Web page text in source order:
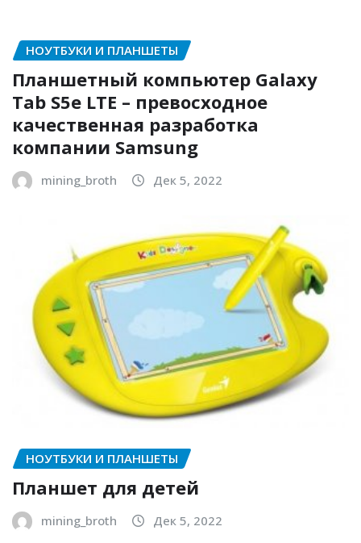
НОУТБУКИ И ПЛАНШЕТЫ
Планшетный компьютер Galaxy
Tab S5e LTE – превосходное
качественная разработка
компании Samsung
mining_broth Дек 5, 2022
НОУТБУКИ И ПЛАНШЕТЫ
Планшет для детей
mining_broth Дек 5, 2022